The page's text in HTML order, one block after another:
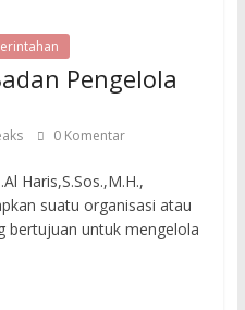
Pengelola
0 Komentar
Haris,S.Sos.,M.H.,
suatu organisasi atau
bertujuan untuk mengelola